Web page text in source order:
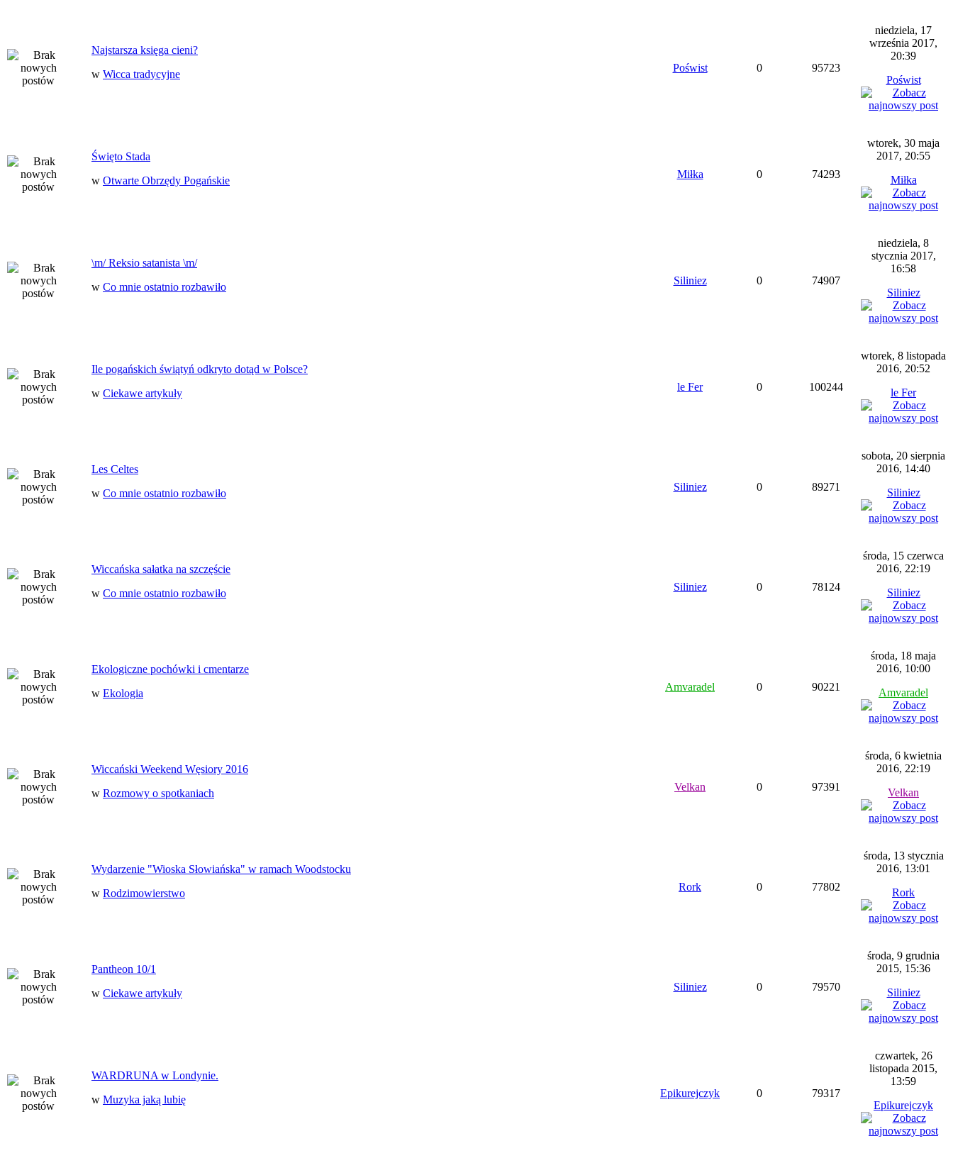
Najstarsza księga cieni?
w Wicca tradycyjne
Poświst 0 95723
niedziela, 17
września 2017,
20:39
Poświst
Święto Stada
w Otwarte Obrzędy Pogańskie
Miłka 0 74293
wtorek, 30 maja
2017, 20:55
Miłka
\m/ Reksio satanista \m/
w Co mnie ostatnio rozbawiło
Siliniez 0 74907
niedziela, 8
stycznia 2017,
16:58
Siliniez
Ile pogańskich świątyń odkryto dotąd w Polsce?
w Ciekawe artykuły
le Fer 0 100244
wtorek, 8 listopada
2016, 20:52
le Fer
Les Celtes
w Co mnie ostatnio rozbawiło
Siliniez 0 89271
sobota, 20 sierpnia
2016, 14:40
Siliniez
Wiccańska sałatka na szczęście
w Co mnie ostatnio rozbawiło
Siliniez 0 78124
środa, 15 czerwca
2016, 22:19
Siliniez
Ekologiczne pochówki i cmentarze
w Ekologia
Amvaradel 0 90221
środa, 18 maja
2016, 10:00
Amvaradel
Wiccański Weekend Węsiory 2016
w Rozmowy o spotkaniach
Velkan 0 97391
środa, 6 kwietnia
2016, 22:19
Velkan
Wydarzenie "Wioska Słowiańska" w ramach Woodstocku
w Rodzimowierstwo
Rork 0 77802
środa, 13 stycznia
2016, 13:01
Rork
Pantheon 10/1
w Ciekawe artykuły
Siliniez 0 79570
środa, 9 grudnia
2015, 15:36
Siliniez
WARDRUNA w Londynie.
w Muzyka jaką lubię
Epikurejczyk 0 79317
czwartek, 26
listopada 2015,
13:59
Epikurejczyk